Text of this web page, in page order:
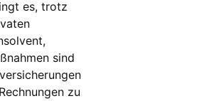
es, trotz
sind
zu